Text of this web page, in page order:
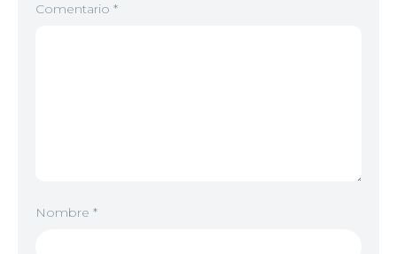
Comentario *
Nombre *